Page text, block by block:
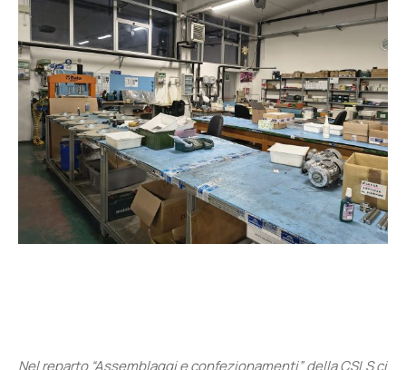
Nel reparto “Assemblaggi e confezionamenti” della CSLS ci